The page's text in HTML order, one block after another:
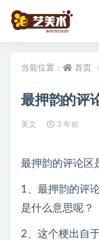
当前位置： 首页
最押韵的评
美文 3 年前
最押韵的评论区
1、最押韵的评
是什么意思呢？
2、这个梗出自